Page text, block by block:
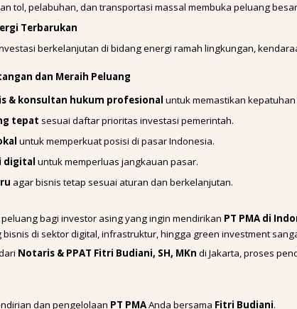
tol, pelabuhan, dan transportasi massal membuka peluang
Terbarukan
berkelanjutan di bidang energi ramah lingkungan,
dan Meraih Peluang
& konsultan hukum profesional untuk memastikan kepatuhan
tepat sesuai daftar prioritas investasi pemerintah.
untuk memperkuat posisi di pasar Indonesia.
digital untuk memperluas jangkauan pasar.
agar bisnis tetap sesuai aturan dan berkelanjutan.
bagi investor asing yang ingin mendirikan PT PMA di
di sektor digital, infrastruktur, hingga green investment
Notaris & PPAT Fitri Budiani, SH, MKn di Jakarta, proses
dan pengelolaan PT PMAAnda bersama Fitri Budiani.